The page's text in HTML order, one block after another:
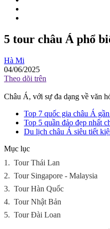
5 tour châu Á phổ
Hà Mi
04/06/2025
Theo dõi trên
Châu Á, với sự đa dạng về văn
Top 7 quốc gia châu Á
Top 5 quần đảo đẹp nhất
Du lịch châu Á siêu tiết
Mục lục
1. Tour Thái Lan
2. Tour Singapore - Malaysia
3. Tour Hàn Quốc
4. Tour Nhật Bản
5. Tour Đài Loan